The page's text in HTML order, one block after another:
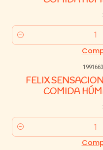
Cantidad
FELIX
COMIDA
Cantidad